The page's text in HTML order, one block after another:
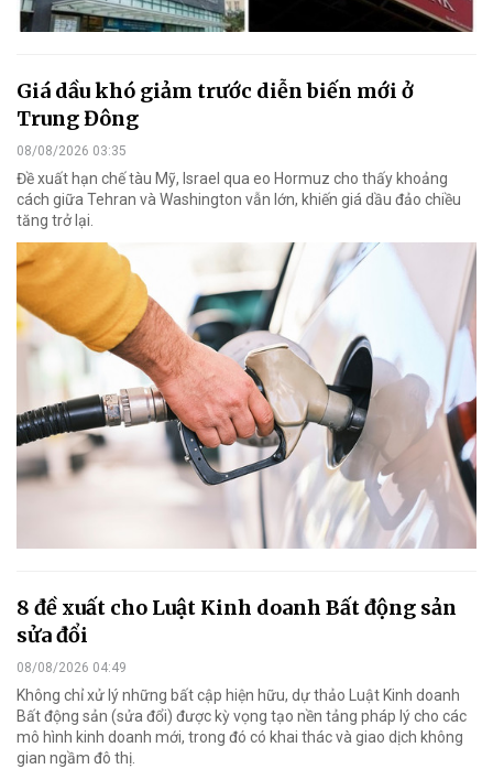
Giá dầu khó giảm trước diễn biến mới ở
Trung Đông
08/08/2026 03:35
Đề xuất hạn chế tàu Mỹ, Israel qua eo Hormuz cho thấy khoảng
cách giữa Tehran và Washington vẫn lớn, khiến giá dầu đảo chiều
tăng trở lại.
8 đề xuất cho Luật Kinh doanh Bất động sản
sửa đổi
08/08/2026 04:49
Không chỉ xử lý những bất cập hiện hữu, dự thảo Luật Kinh doanh
Bất động sản (sửa đổi) được kỳ vọng tạo nền tảng pháp lý cho các
mô hình kinh doanh mới, trong đó có khai thác và giao dịch không
gian ngầm đô thị.